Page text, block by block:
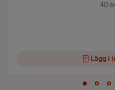
Lägg i
Bild 1